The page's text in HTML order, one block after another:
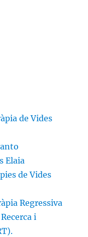
de Vides
Elaia
de Vides
Regressiva
i